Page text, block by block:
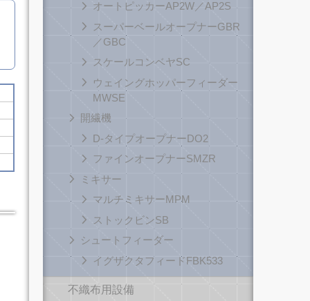
オートピッカーAP2W／AP2S
スーパーベールオープナーGBR
／GBC
スケールコンベヤSC
ウェイングホッパーフィーダー
MWSE
開繊機
D-タイプオープナーDO2
ファインオープナーSMZR
ミキサー
マルチミキサーMPM
ストックビンSB
シュートフィーダー
イグザクタフィードFBK533
不織布用設備